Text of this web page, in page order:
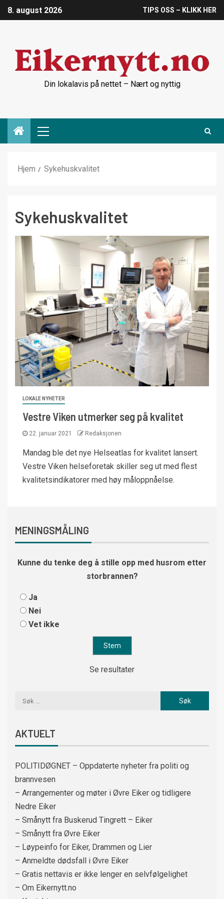
8. august 2026 TIPS OSS – KLIKK HER
Din lokalavis på nettet – Nært og nyttig
Hjem Sykehuskvalitet
Sykehuskvalitet
LOKALE NYHETER
Vestre Viken utmerker seg på kvalitet
22. januar 2021 Redaksjonen
Mandag ble det nye Helseatlas for kvalitet lansert.
Vestre Viken helseforetak skiller seg ut med flest
kvalitetsindikatorer med høy måloppnåelse.
MENINGSMÅLING
Kunne du tenke deg å stille opp med husrom etter
storbrannen?
Ja
Nei
Vet ikke
Se resultater
AKTUELT
POLITIDØGNET – Oppdaterte nyheter fra politi og
brannvesen
– Arrangementer og møter i Øvre Eiker og tidligere
Nedre Eiker
– Smånytt fra Buskerud Tingrett – Eiker
– Smånytt fra Øvre Eiker
– Løypeinfo for Eiker, Drammen og Lier
– Anmeldte dødsfall i Øvre Eiker
– Gratis nettavis er ikke lenger en selvfølgelighet
– Om Eikernytt.no